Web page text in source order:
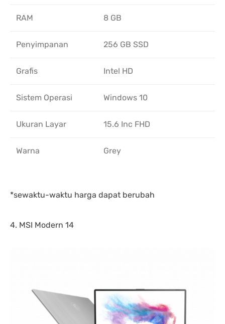
RAM 8 GB
Penyimpanan 256 GB SSD
Grafis Intel HD
Sistem Operasi Windows 10
Ukuran Layar 15.6 Inc FHD
Warna Grey
*sewaktu-waktu harga dapat berubah
4. MSI Modern 14